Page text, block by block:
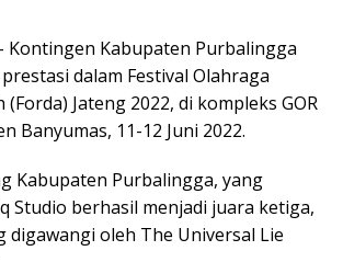
Kontingen Kabupaten Purbalingga
dalam Festival Olahraga
(Forda) Jateng 2022, di kompleks GOR
Banyumas, 11-12 Juni 2022.
Kabupaten Purbalingga, yang
Studio berhasil menjadi juara ketiga,
digawangi oleh The Universal Lie